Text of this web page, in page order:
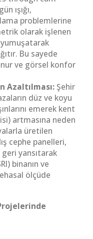
ışığı,
problemlerine
olarak işlenen
Bu sayede
ve görsel konfor
Azaltılması:Şehir
düz ve koyu
emerek kent
artmasına neden
üretilen
cephe panelleri,
geri yansıtarak
binanın ve
ölçüde